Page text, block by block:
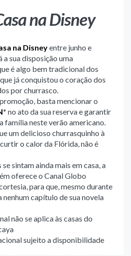
na Disney
na Disneyentre junho e
sua disposição uma
é algo bem tradicional dos
já conquistou o coração dos
por churrasco.
basta mencionar o
* no ato da sua reserva e garantir
família neste verão americano.
um delicioso churrasquinho à
o calor da Flórida, não é
sintam ainda mais em casa, a
oferece o Canal Globo
para que, mesmo durante
nenhum capítulo de sua novela
não se aplica às casas do
sujeito a disponibilidade